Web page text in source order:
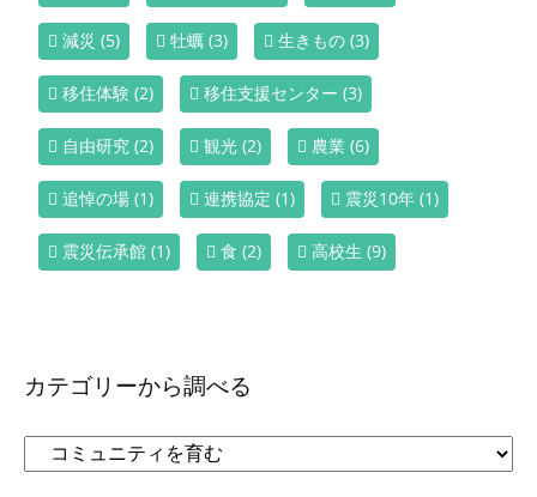
減災 (5) 牡蠣 (3) 生きもの (3)
移住体験 (2) 移住支援センター (3)
自由研究 (2) 観光 (2) 農業 (6)
追悼の場 (1) 連携協定 (1) 震災10年 (1)
震災伝承館 (1) 食 (2) 高校生 (9)
カテゴリーから調べる
カ
テ